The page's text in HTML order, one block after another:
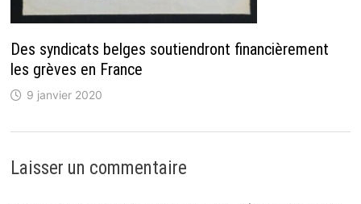
Des syndicats belges soutiendront financièrement
les grèves en France
9 janvier 2020
Laisser un commentaire